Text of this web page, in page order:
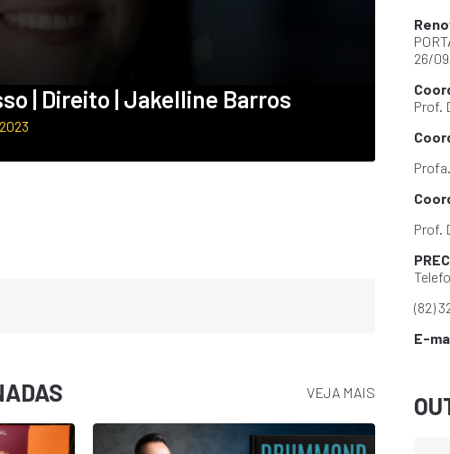
| Direito | Jakelline Barros
VEJA MAIS
26/
Prof.
Prof.
(82)
E-